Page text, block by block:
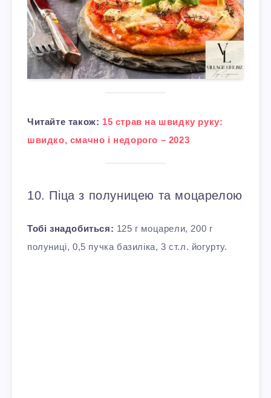
Читайте також: 15 страв на швидку руку:
швидко, смачно і недорого – 2023
10. Піца з полуницею та моцарелою
Тобі знадобиться: 125 г моцарели, 200 г
полуниці, 0,5 пучка базиліка, 3 ст.л. йогурту.